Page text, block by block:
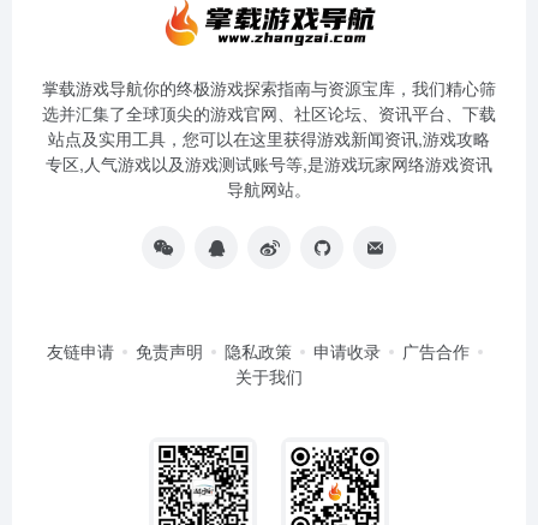
掌载游戏导航你的终极游戏探索指南与资源宝库，我们精心筛
选并汇集了全球顶尖的游戏官网、社区论坛、资讯平台、下载
站点及实用工具，您可以在这里获得游戏新闻资讯,游戏攻略
专区,人气游戏以及游戏测试账号等,是游戏玩家网络游戏资讯
导航网站。
友链申请 免责声明 隐私政策 申请收录
广告合作
关于我们